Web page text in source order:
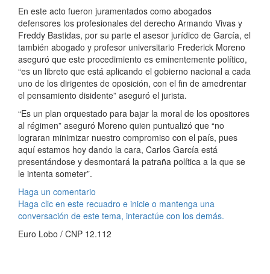
En este acto fueron juramentados como abogados
defensores los profesionales del derecho Armando Vivas y
Freddy Bastidas, por su parte el asesor jurídico de García, el
también abogado y profesor universitario Frederick Moreno
aseguró que este procedimiento es eminentemente político,
“es un libreto que está aplicando el gobierno nacional a cada
uno de los dirigentes de oposición, con el fin de amedrentar
el pensamiento disidente” aseguró el jurista.
“Es un plan orquestado para bajar la moral de los opositores
al régimen” aseguró Moreno quien puntualizó que “no
lograran minimizar nuestro compromiso con el país, pues
aquí estamos hoy dando la cara, Carlos García está
presentándose y desmontará la patraña política a la que se
le intenta someter”.
Haga un comentario
Haga clic en este recuadro e inicie o mantenga una
conversación de este tema, interactúe con los demás.
Euro Lobo / CNP 12.112